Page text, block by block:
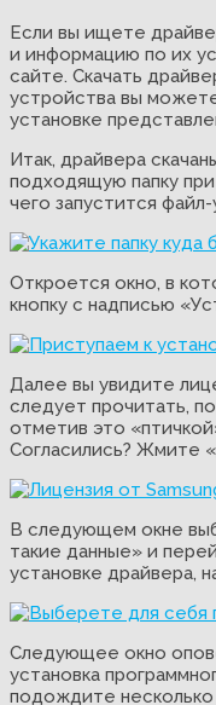
Если вы ищете
и информацию по их
сайте. Скачать
устройства вы
установке
Итак, драйвера
подходящую папку
чего запустится
Откроется окно, в
кнопку с надписью
Далее вы увидите
следует прочитать,
отметив это
Согласились? Жмите
В следующем окне
такие данные» и
установке драйвера,
Следующее окно
установка
подождите несколько